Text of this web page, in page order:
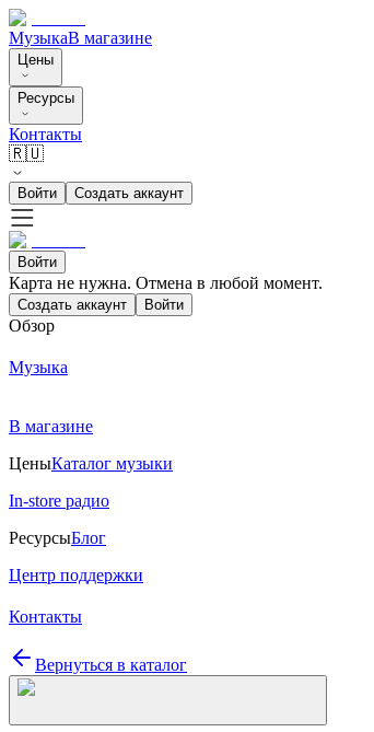
МузыкаВ магазине
Цены
Ресурсы
Контакты
🇷🇺
Войти Создать аккаунт
Войти
Карта не нужна. Отмена в любой момент.
Создать аккаунт Войти
Обзор
Музыка
В магазине
ЦеныКаталог музыки
In-store радио
РесурсыБлог
Центр поддержки
Контакты
Вернуться в каталог